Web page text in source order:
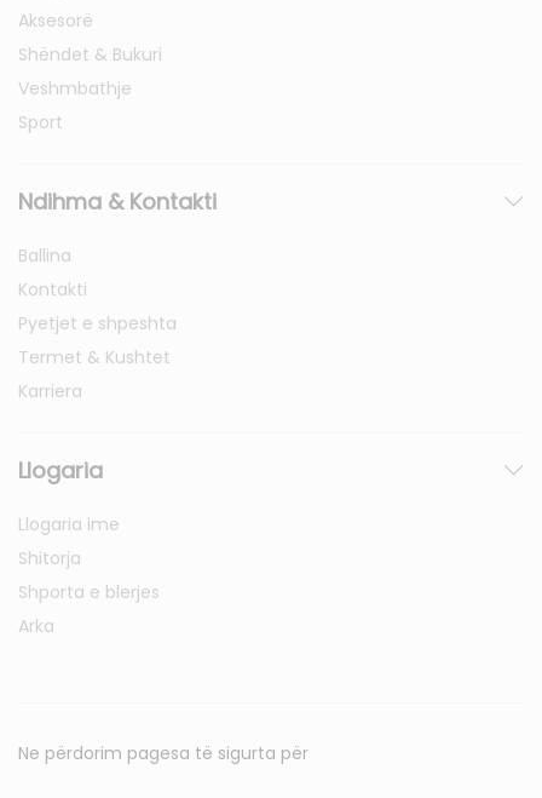
Aksesorë
Shëndet & Bukuri
Veshmbathje
Sport
Ndihma & Kontakti
Ballina
Kontakti
Pyetjet e shpeshta
Termet & Kushtet
Karriera
Llogaria
Llogaria ime
Shitorja
Shporta e blerjes
Arka
Ne përdorim pagesa të sigurta për